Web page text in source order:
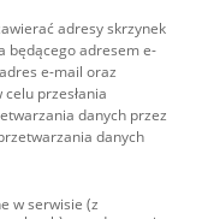
adresy skrzynek
będącego adresem e-
e-mail oraz
przesłania
danych przez
danych
w serwisie (z